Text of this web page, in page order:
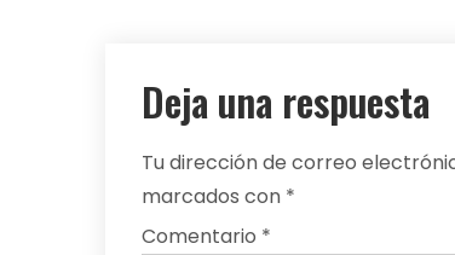
Deja una respuesta
Tu dirección de correo
marcados con *
Comentario *